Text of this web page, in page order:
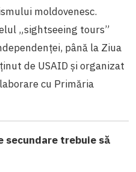
moldovenesc.
„sightseeing tours”
până la Ziua
de USAID și organizat
cu Primăria
secundare trebuie să